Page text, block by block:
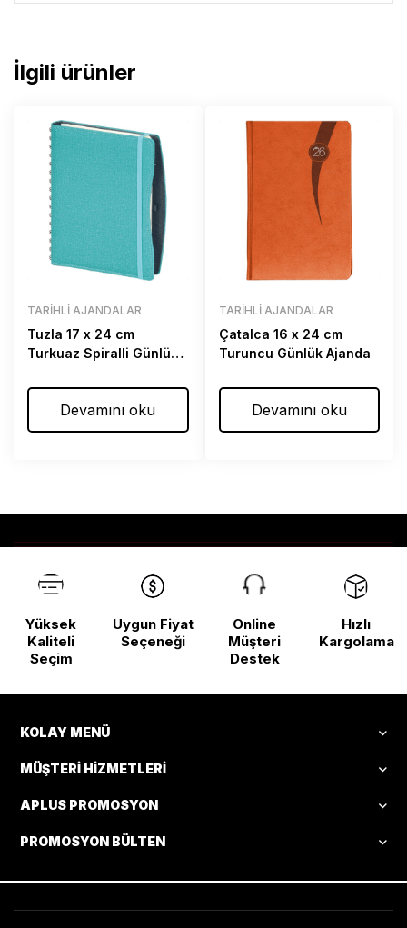
İlgili ürünler
TARIHLI AJANDALAR
Tuzla 17 x 24 cm
Turkuaz Spiralli Günlük
Devamını oku
TARIHLI AJANDALAR
Çatalca 16 x 24 cm
Turuncu Günlük Ajanda
Devamını oku
Yüksek
Kaliteli
Seçim
Uygun Fiyat
Seçeneği
Online
Müşteri
Destek
Hızlı
Kargolama
KOLAY MENÜ
MÜŞTERI HIZMETLERI
APLUS PROMOSYON
PROMOSYON BÜLTEN